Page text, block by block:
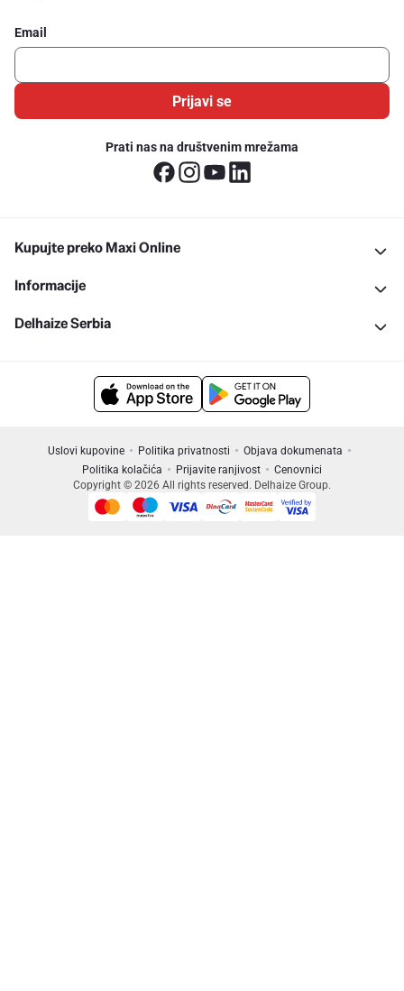
Email
Prijavi se
Prati nas na društvenim mrežama
Kupujte preko Maxi Online
Informacije
Delhaize Serbia
Uslovi kupovine Politika privatnosti
Objava dokumenata
Politika kolačića
Prijavite ranjivost
Cenovnici
Copyright © 2026 All rights reserved. Delhaize Group.